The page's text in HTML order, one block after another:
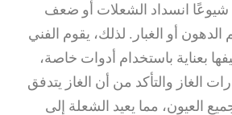
انسداد الشعلات أو ضعف
الدهون أو الغبار. لذلك، يقوم الفني
بعناية باستخدام أدوات خاصة،
الغاز والتأكد من أن الغاز يتدفق
العيون، مما يعيد الشعلة إلى